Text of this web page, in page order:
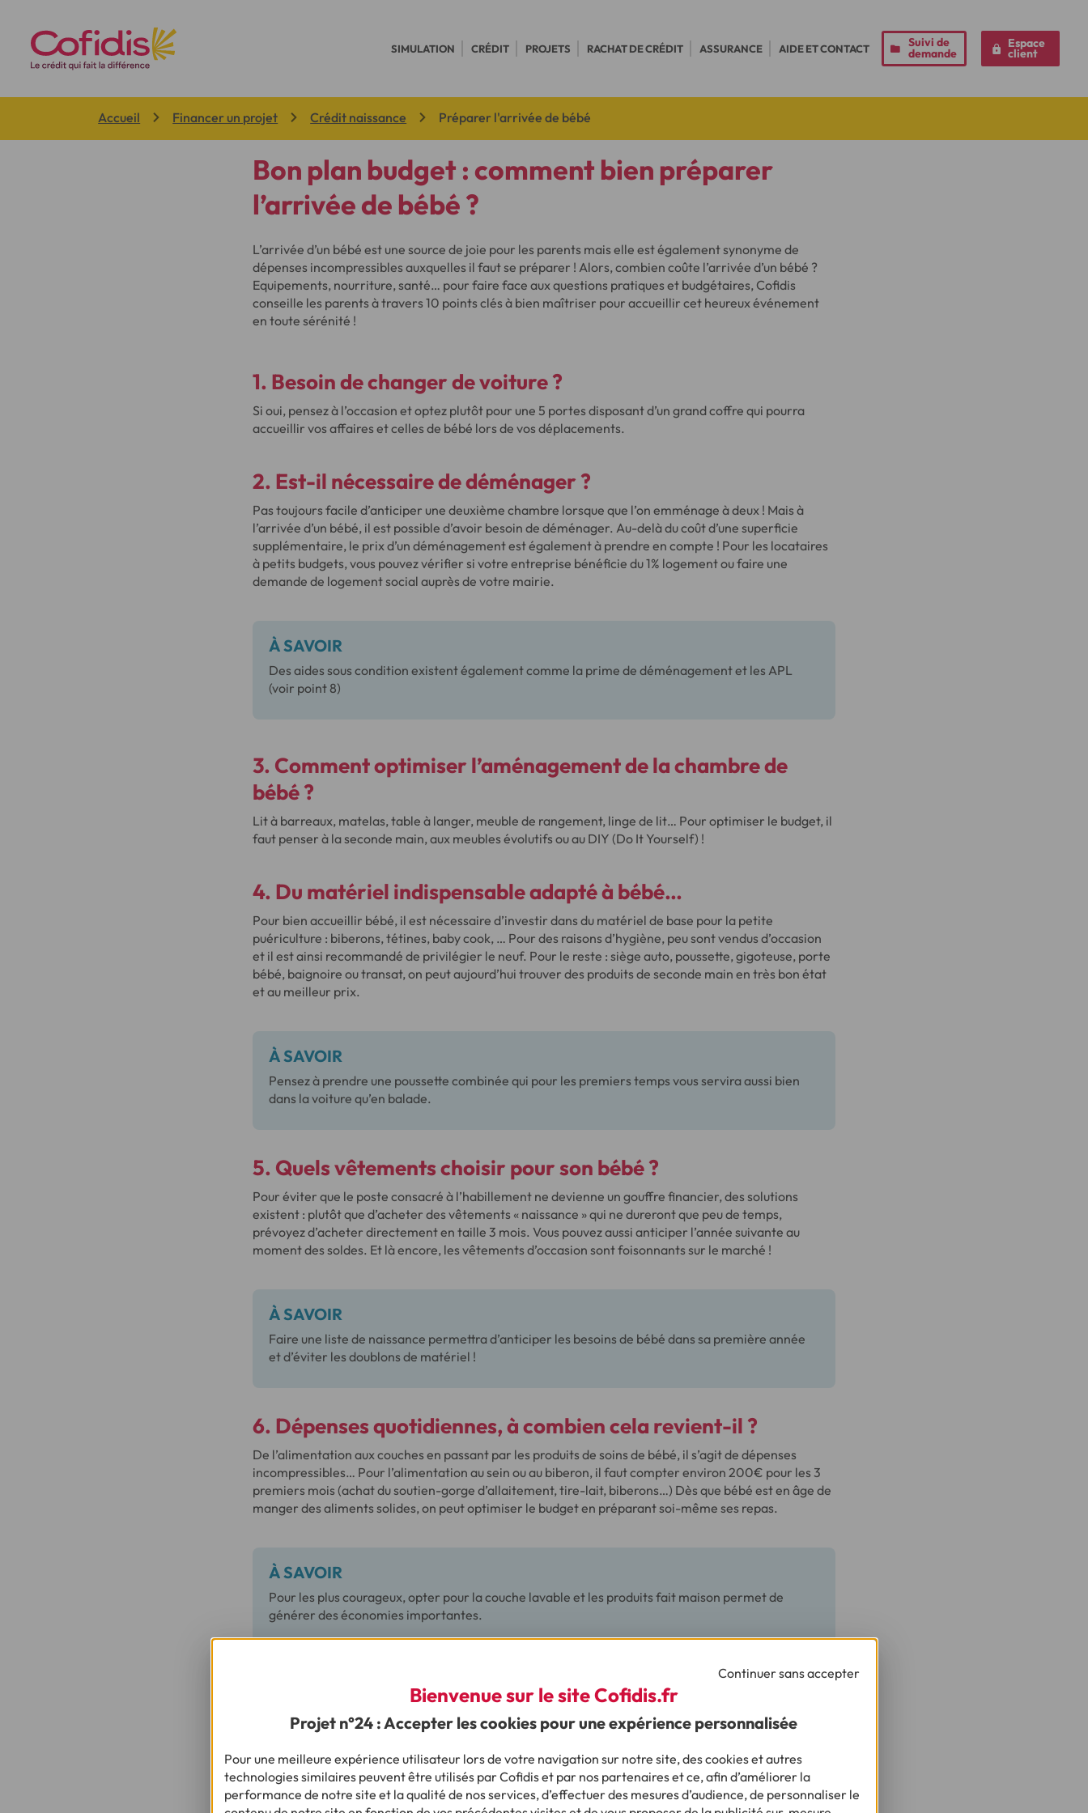
SIMULATION CRÉDIT PROJETS RACHAT DE CRÉDIT ASSURANCE AIDE ET CONTACT Suivi de
demande
Espace
client
Vous êtes ici:
Accueil Financer un projet Crédit naissance Préparer l'arrivée de bébé
Bon plan budget : comment bien préparer
l’arrivée de bébé ?
L’arrivée d’un bébé est une source de joie pour les parents mais elle est également synonyme de
dépenses incompressibles auxquelles il faut se préparer ! Alors, combien coûte l’arrivée d’un bébé ?
Equipements, nourriture, santé… pour faire face aux questions pratiques et budgétaires, Cofidis
conseille les parents à travers 10 points clés à bien maîtriser pour accueillir cet heureux événement
en toute sérénité !
1. Besoin de changer de voiture ?
Si oui, pensez à l’occasion et optez plutôt pour une 5 portes disposant d’un grand coffre qui pourra
accueillir vos affaires et celles de bébé lors de vos déplacements.
2. Est-il nécessaire de déménager ?
Pas toujours facile d’anticiper une deuxième chambre lorsque que l’on emménage à deux ! Mais à
l’arrivée d’un bébé, il est possible d’avoir besoin de déménager. Au-delà du coût d’une superficie
supplémentaire, le prix d’un déménagement est également à prendre en compte ! Pour les locataires
à petits budgets, vous pouvez vérifier si votre entreprise bénéficie du 1% logement ou faire une
demande de logement social auprès de votre mairie.
À SAVOIR
Des aides sous condition existent également comme la prime de déménagement et les APL
(voir point 8)
3. Comment optimiser l’aménagement de la chambre de
bébé ?
Lit à barreaux, matelas, table à langer, meuble de rangement, linge de lit… Pour optimiser le budget, il
faut penser à la seconde main, aux meubles évolutifs ou au DIY (Do It Yourself) !
4. Du matériel indispensable adapté à bébé…
Pour bien accueillir bébé, il est nécessaire d’investir dans du matériel de base pour la petite
puériculture : biberons, tétines, baby cook, … Pour des raisons d’hygiène, peu sont vendus d’occasion
et il est ainsi recommandé de privilégier le neuf. Pour le reste : siège auto, poussette, gigoteuse, porte
bébé, baignoire ou transat, on peut aujourd’hui trouver des produits de seconde main en très bon état
et au meilleur prix.
À SAVOIR
Pensez à prendre une poussette combinée qui pour les premiers temps vous servira aussi bien
dans la voiture qu’en balade.
5. Quels vêtements choisir pour son bébé ?
Pour éviter que le poste consacré à l’habillement ne devienne un gouffre financier, des solutions
existent : plutôt que d’acheter des vêtements « naissance » qui ne dureront que peu de temps,
prévoyez d’acheter directement en taille 3 mois. Vous pouvez aussi anticiper l’année suivante au
moment des soldes. Et là encore, les vêtements d’occasion sont foisonnants sur le marché !
À SAVOIR
Faire une liste de naissance permettra d’anticiper les besoins de bébé dans sa première année
et d’éviter les doublons de matériel !
6. Dépenses quotidiennes, à combien cela revient-il ?
De l’alimentation aux couches en passant par les produits de soins de bébé, il s’agit de dépenses
incompressibles… Pour l’alimentation au sein ou au biberon, il faut compter environ 200€ pour les 3
premiers mois (achat du soutien-gorge d’allaitement, tire-lait, biberons…) Dès que bébé est en âge de
manger des aliments solides, on peut optimiser le budget en préparant soi-même ses repas.
À SAVOIR
Pour les plus courageux, opter pour la couche lavable et les produits fait maison permet de
générer des économies importantes.
7. La nounou ou la crèche ?
Pour choisir son mode de garde, il est très important de s’y prendre à l’avance. Que votre choix se
porte sur une nounou ou la crèche, les places sont limitées ! Certaines crèches demandent que les
garde choisi et des revenus du ménage. Si vous décidez de faire garder votre bébé à l'extérieur de
votre domicile, vous pourrez avoir droit à un crédit d'impôts de 50% sur les frais de garde, dans la
limite de 2 300 € par an et par enfant.
Continuer sans accepter
Bienvenue sur le site Cofidis.fr
Projet n°24 : Accepter les cookies pour une expérience personnalisée
Pour une meilleure expérience utilisateur lors de votre navigation sur notre site, des cookies et autres
technologies similaires peuvent être utilisés par Cofidis et par nos partenaires et ce, afin d’améliorer la
performance de notre site et la qualité de nos services, d’effectuer des mesures d’audience, de personnaliser le